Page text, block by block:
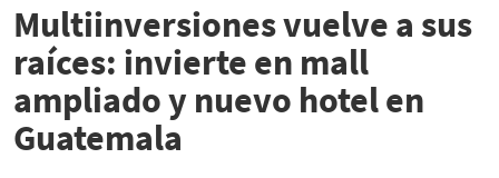
Multiinversiones vuelve a sus
raíces: invierte en mall
ampliado y nuevo hotel en
Guatemala